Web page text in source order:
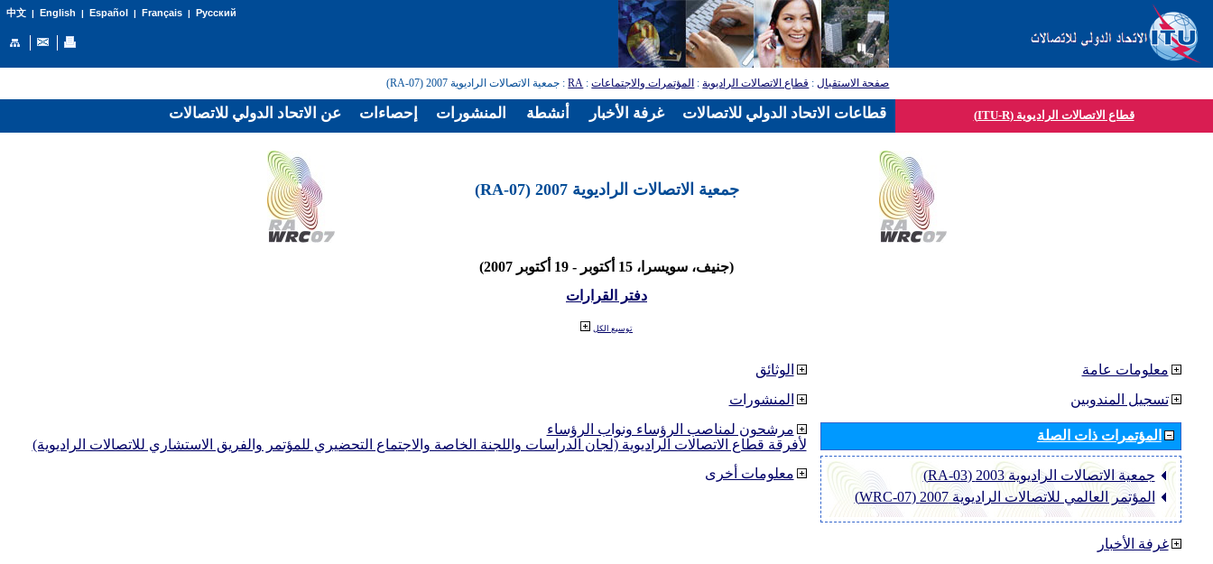
中文| English | Español | Français| Русский
صفحة الاستقبال: قطاع الاتصالات الراديوية: المؤتمرات والاجتماعات:
RA: جمعية الاتصالات الراديوية 2007 (RA-07)
قطاع الاتصالات الراديوية (ITU-R)
جمعية الاتصالات الراديوية 2007 (RA-07)
(جنيف، سويسرا، 15 أكتوبر - 19 أكتوبر 2007)
دفتر القرارات
توسيع الكل
الوثائق
المنشورات
مرشحون لمناصب الرؤساء ونواب الرؤساء
لأفرقة قطاع الاتصالات الراديوية (لجان الدراسات واللجنة الخاصة والاجتماع التحضيري للمؤتمر والفريق الاستشاري للاتصالات الراديوية)
معلومات أخرى
معلومات عامة
تسجيل المندوبين
المؤتمرات ذات الصلة
جمعية الاتصالات الراديوية 2003 (RA-03)
المؤتمر العالمي للاتصالات الراديوية 2007 (WRC-07)
غرفة الأخبار
عن الاتحاد الدولي للاتصالات إحصاءات المنشورات أنشطة غرفة الأخبار قطاعات الاتحاد الدولي للاتصالات